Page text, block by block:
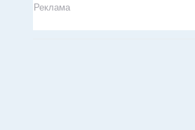
Реклама